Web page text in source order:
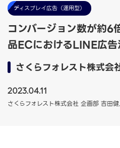
ディスプレイ広告（運用型）
コンバージョン数が約6
品ECにおけるLINE広
さくらフォレスト株式会
2023.04.11
さくらフォレスト株式会社 企画部 吉田